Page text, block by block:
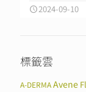
2024-09-10
標籤雲
A-DERMAAvene